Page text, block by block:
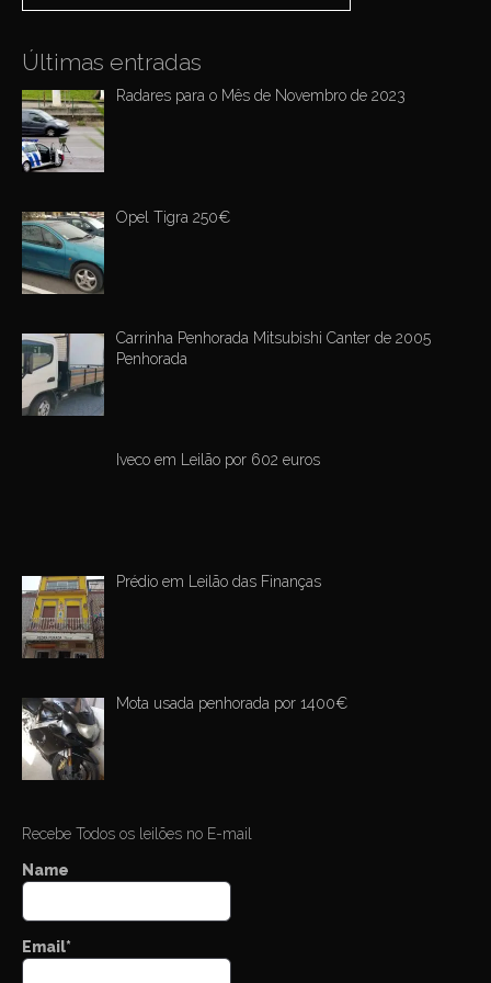
Últimas entradas
Radares para o Mês de Novembro de 2023
Opel Tigra 250€
Carrinha Penhorada Mitsubishi Canter de 2005
Penhorada
Iveco em Leilão por 602 euros
Prédio em Leilão das Finanças
Mota usada penhorada por 1400€
Recebe Todos os leilões no E-mail
Name
Email*